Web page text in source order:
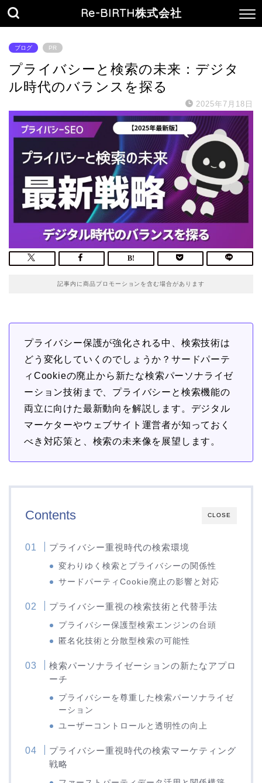
Re-BIRTH株式会社
ブログ PR
プライバシーと検索の未来：デジタ
ル時代のバランスを探る
2025年7月18日
記事内に商品プロモーションを含む場合があります
プライバシー保護が強化される中、検索技術は
どう変化していくのでしょうか？サードパーテ
ィCookieの廃止から新たな検索パーソナライゼ
ーション技術まで、プライバシーと検索機能の
両立に向けた最新動向を解説します。デジタル
マーケターやウェブサイト運営者が知っておく
べき対応策と、検索の未来像を展望します。
CLOSE
Contents
プライバシー重視時代の検索環境
変わりゆく検索とプライバシーの関係性
サードパーティCookie廃止の影響と対応
プライバシー重視の検索技術と代替手法
プライバシー保護型検索エンジンの台頭
匿名化技術と分散型検索の可能性
検索パーソナライゼーションの新たなアプロ
ーチ
プライバシーを尊重した検索パーソナライゼ
ーション
ユーザーコントロールと透明性の向上
プライバシー重視時代の検索マーケティング
戦略